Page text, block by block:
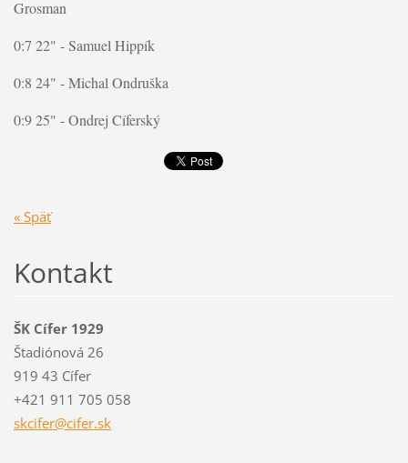
Grosman
0:7 22" - Samuel Hippík
0:8 24" - Michal Ondruška
0:9 25" - Ondrej Cíferský
« Späť
Kontakt
ŠK Cífer 1929
Štadiónová 26
919 43 Cífer
+421 911 705 058
skcifer@cifer.sk